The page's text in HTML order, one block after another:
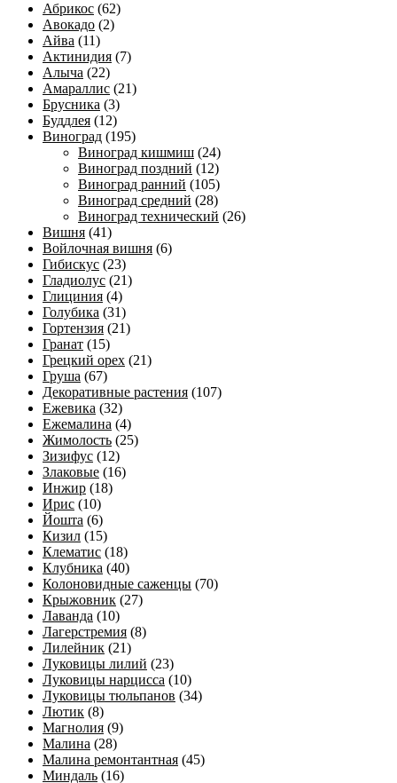
Абрикос (62)
Авокадо (2)
Айва (11)
Актинидия (7)
Алыча (22)
Амараллис (21)
Брусника (3)
Буддлея (12)
Виноград (195)
Виноград кишмиш (24)
Виноград поздний (12)
Виноград ранний (105)
Виноград средний (28)
Виноград технический (26)
Вишня (41)
Войлочная вишня (6)
Гибискус (23)
Гладиолус (21)
Глициния (4)
Голубика (31)
Гортензия (21)
Гранат (15)
Грецкий орех (21)
Груша (67)
Декоративные растения (107)
Ежевика (32)
Ежемалина (4)
Жимолость (25)
Зизифус (12)
Злаковые (16)
Инжир (18)
Ирис (10)
Йошта (6)
Кизил (15)
Клематис (18)
Клубника (40)
Колоновидные саженцы (70)
Крыжовник (27)
Лаванда (10)
Лагерстремия (8)
Лилейник (21)
Луковицы лилий (23)
Луковицы нарцисса (10)
Луковицы тюльпанов (34)
Лютик (8)
Магнолия (9)
Малина (28)
Малина ремонтантная (45)
Миндаль (16)